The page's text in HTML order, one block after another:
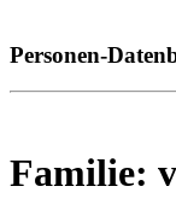
Personen-
Familie: